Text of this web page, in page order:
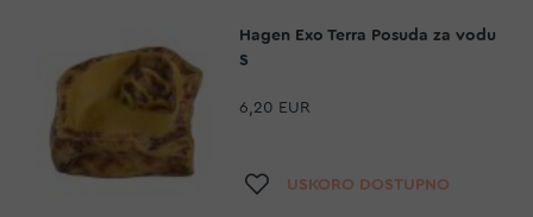
Hagen Exo Terra Posuda za vodu
S
6,20 EUR
Dodaj na listu želja
USKORO DOSTUPNO